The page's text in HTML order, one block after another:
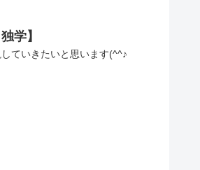
学】
ていきたいと思います(^^♪